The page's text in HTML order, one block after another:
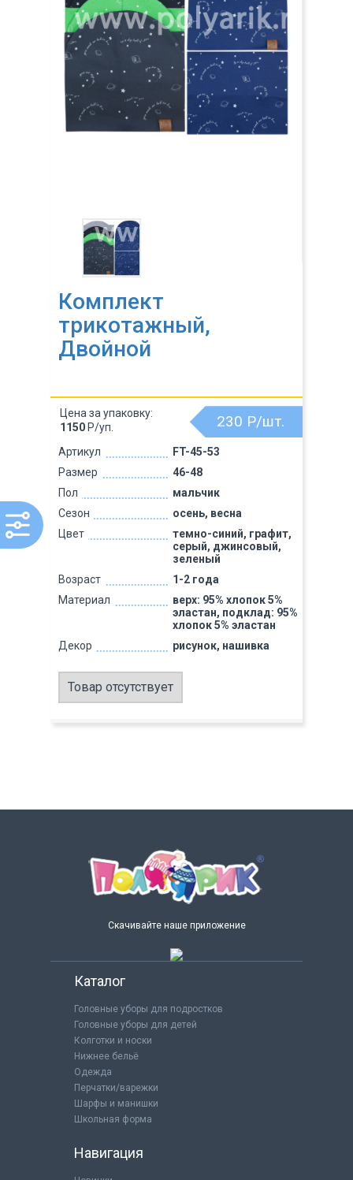
Комплект
трикотажный,
Двойной
Артикул
FT-45-53
Размер
46-48
Пол
мальчик
Сезон
осень, весна
Цвет
темно-синий, графит,
серый, джинсовый,
зеленый
Возраст
1-2 года
Материал
верх: 95% хлопок 5%
эластан, подклад: 95%
хлопок 5% эластан
Декор
рисунок, нашивка
230 Р/шт.
Цена за упаковку:
1150 Р/уп.
Товар отсутствует
Скачивайте наше приложение
Каталог
Головные уборы для подростков
Головные уборы для детей
Колготки и носки
Нижнее бельё
Одежда
Перчатки/варежки
Шарфы и манишки
Школьная форма
Навигация